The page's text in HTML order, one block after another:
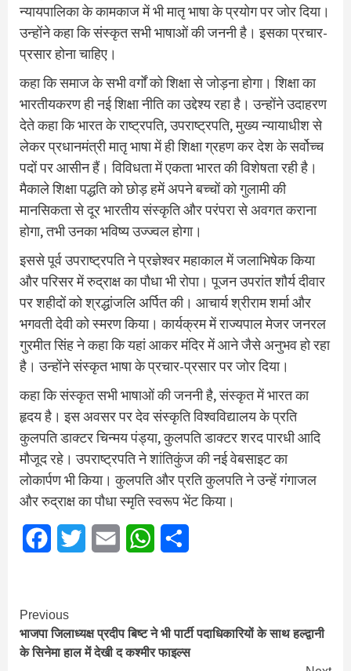
न्यायपालिका के कामकाज में भी मातृ भाषा के प्रयोग पर जोर दिया।
उन्होंने कहा कि संस्कृत सभी भाषाओं की जननी है। इसका प्रचार-
प्रसार होना चाहिए।
कहा कि समाज के सभी वर्गों को शिक्षा से जोड़ना होगा। शिक्षा का
भारतीयकरण ही नई शिक्षा नीति का उद्देश्य रहा है। उन्‍होंने उदाहरण
देते कहा कि भारत के राष्ट्रपति, उपराष्ट्रपति, मुख्य न्यायाधीश से
लेकर प्रधानमंत्री मातृ भाषा में ही शिक्षा ग्रहण कर देश के सर्वोच्च
पदों पर आसीन हैं। विविधता में एकता भारत की विशेषता रही है।
मैकाले शिक्षा पद्धति को छोड़ हमें अपने बच्चों को गुलामी की
मानसिकता से दूर भारतीय संस्कृति और परंपरा से अवगत कराना
होगा, तभी उनका भविष्य उज्ज्वल होगा।
इससे पूर्व उपराष्ट्रपति ने प्रज्ञेश्‍वर महाकाल में जलाभिषेक किया
और परिसर में रुद्राक्ष का पौधा भी रोपा। पूजन उपरांत शौर्य दीवार
पर शहीदों को श्रद्धांजलि अर्पित की। आचार्य श्रीराम शर्मा और
भगवती देवी को स्मरण किया। कार्यक्रम में राज्यपाल मेजर जनरल
गुरमीत सिंह ने कहा कि यहां आकर मंदिर में आने जैसे अनुभव हो रहा
है। उन्होंने संस्कृत भाषा के प्रचार-प्रसार पर जोर दिया‌।
कहा कि संस्कृत सभी भाषाओं की जननी है, संस्कृत में भारत का
हृदय है। इस अवसर पर देव संस्कृति विश्वविद्यालय के प्रति
कुलपति डाक्‍टर चिन्मय पंड्या, कुलपति डाक्‍टर शरद पारधी आदि
मौजूद रहे। उपराष्ट्रपति ने शांतिकुंज की नई वेबसाइट का
लोकार्पण भी किया। कुलपति और प्रति कुलपति ने उन्हें गंगाजल
और रुद्राक्ष का पौधा स्मृति स्वरूप भेंट किया।
FacebookTwitter Email WhatsApp
Continue
Reading
Previous
भाजपा जिलाध्यक्ष प्रदीप बिष्ट ने भी पार्टी पदाधिकारियों के साथ हल्द्वानी
के सिनेमा हाल में देखी द कश्मीर फाइल्स